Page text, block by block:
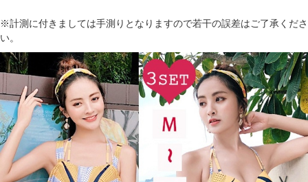
※計測に付きましては手測りとなりますので若干の誤差はご了承くださ
い。